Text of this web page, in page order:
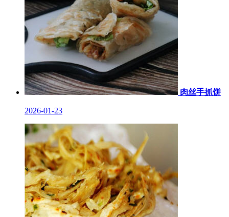
肉丝手抓饼
2026-01-23